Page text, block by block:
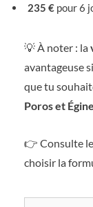
235 € pour 6
💡 À noter : la
avantageuse
que tu
Poros et Égine
👉 Consulte le
choisir la